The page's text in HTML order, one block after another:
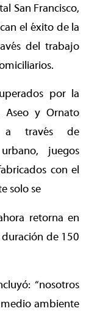
San Francisco,
el éxito de la
del trabajo
por la
Aseo y Ornato
a través de
juegos
con el
solo se
retorna en
de 150
“nosotros
ambiente